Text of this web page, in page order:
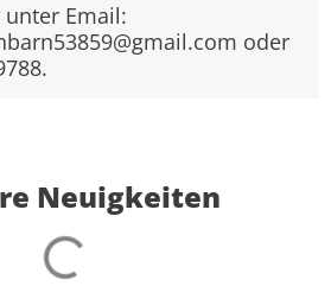
Email:
oder
Neuigkeiten